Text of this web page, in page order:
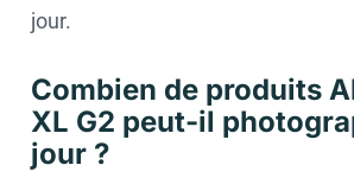
jour.
Combien de produits
XL G2 peut-il
jour ?